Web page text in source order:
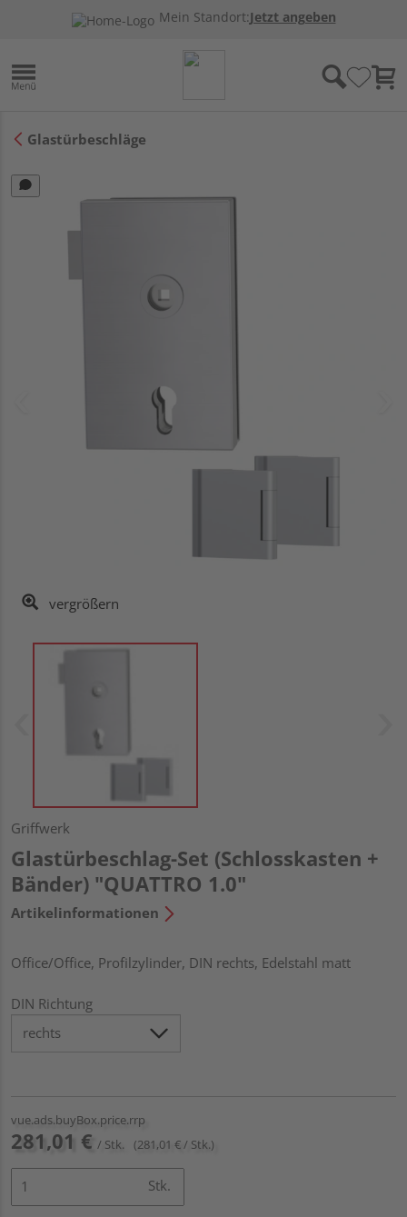
Mein Standort:Jetzt angeben
Glastürbeschläge
vergrößern
Griffwerk
Glastürbeschlag-Set (Schlosskasten +
Bänder) "QUATTRO 1.0"
Artikelinformationen
Office/Office, Profilzylinder, DIN rechts, Edelstahl matt
DIN Richtung
vue.ads.buyBox.price.rrp
281,01 € / Stk. (281,01 € / Stk.)
Stk.